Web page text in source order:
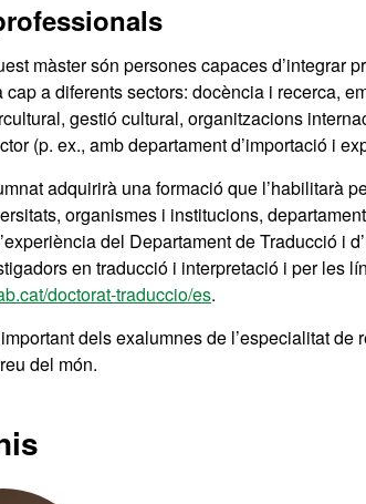
màster són persones capaces
cap a diferents sectors: docència i recerca,
gestió cultural, organitzacions
(p. ex., amb departament d’importació i
adquirirà una formació que l’habilitarà
organismes i institucions,
del Departament de Traducció i
en traducció i interpretació i per les
doctorat-traduccio/es.
dels exalumnes de l’especialitat
del món.